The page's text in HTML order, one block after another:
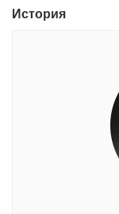
История